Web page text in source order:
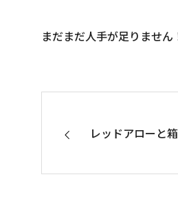
まだまだ人手が足りませ
レッドアローと